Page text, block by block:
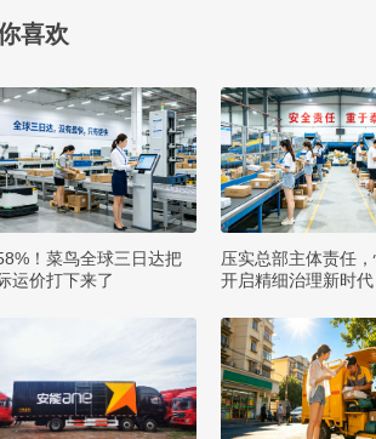
喜欢
！菜鸟全球三日达把
运价打下来了
压实总部主体责任
开启精细治理新时代